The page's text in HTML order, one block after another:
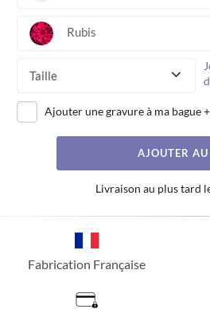
Rubis
Taille
Ajouter une gravure à ma bague+
AJOUTER
Livraison au plus tard
Fabrication Française